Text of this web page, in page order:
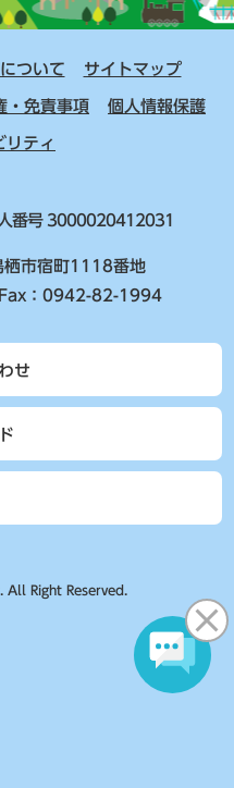
ついて サイトマップ
・免責事項 個人情報保護
リティ
番号 3000020412031
市宿町1118番地
：0942-82-1994
せ
Right Reserved.